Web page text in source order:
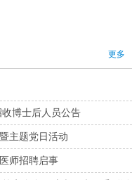
更多
博士后人员公告
主题党日活动
师招聘启事